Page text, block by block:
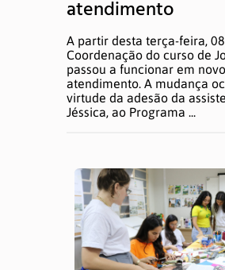
atendimento
A partir desta terça-feira,
Coordenação do curso de
passou a funcionar em
atendimento. A mudança
virtude da adesão da
Jéssica, ao Programa ...